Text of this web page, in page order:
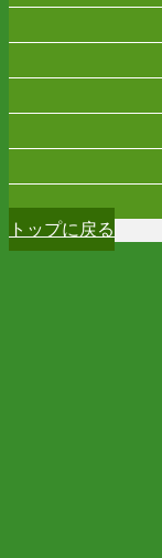
トップに戻る